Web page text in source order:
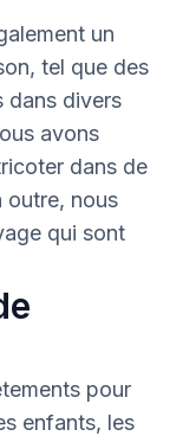
un
tel que des
dans divers
avons
dans de
outre, nous
qui sont
pour
enfants, les